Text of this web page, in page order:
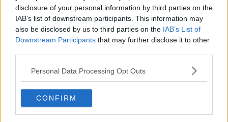
disclosure of your personal information by third parties on the
IAB’s list of downstream participants. This information may
also be disclosed by us to third parties on the IAB’s List of
Downstream Participants that may further disclose it to other
Personal Data Processing Opt Outs
CONFIRM